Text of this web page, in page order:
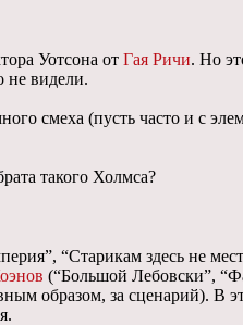
Уотсона от Гая Ричи. Но
не видели.
смеха (пусть часто и с
такого Холмса?
“Старикам здесь не
(“Большой Лебовски”,
образом, за сценарий). В